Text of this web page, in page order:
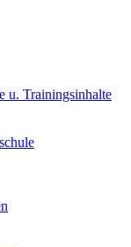
u. Trainingsinhalte